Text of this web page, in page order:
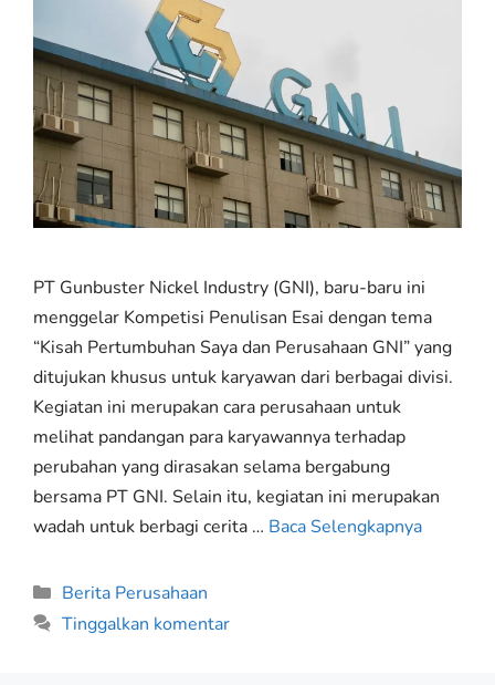
PT Gunbuster Nickel Industry (GNI), baru-baru ini
menggelar Kompetisi Penulisan Esai dengan tema
“Kisah Pertumbuhan Saya dan Perusahaan GNI” yang
ditujukan khusus untuk karyawan dari berbagai divisi.
Kegiatan ini merupakan cara perusahaan untuk
melihat pandangan para karyawannya terhadap
perubahan yang dirasakan selama bergabung
bersama PT GNI. Selain itu, kegiatan ini merupakan
wadah untuk berbagi cerita … Baca Selengkapnya
Berita Perusahaan
Tinggalkan komentar